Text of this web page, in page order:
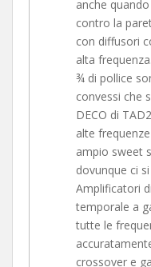
anche
contro la
con diffusori
alta
¾ di pollice
convessi che
DECO di
alte
ampio sweet
dovunque ci
Amplificatori
temporale a
tutte le
crossover e